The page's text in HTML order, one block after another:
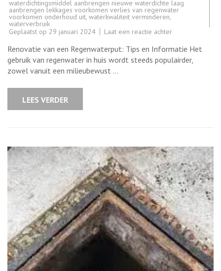
waterdichtingsmiddel aanbrengen nieuwe waterdichte laag
aanbrengen lekkages voorkomen verlies van regenwater
voorkomen onderhoud uit, waterkwaliteit verminderen,
waterverbruik
Geplaatst op 29 januari 2024 Laat een reactie achterop
Advies
voor
de
Renovatie van een Regenwaterput: Tips en Informatie Het
gebruik van regenwater in huis wordt steeds populairder,
zowel vanuit een milieubewust …
LEES VERDER